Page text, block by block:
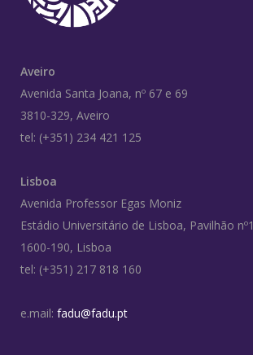
Aveiro
Avenida Santa Joana, nº 67 e 69
3810-329, Aveiro
tel: (+351) 234 421 125
Lisboa
Avenida Professor Egas Moniz
Estádio Universitário de Lisboa, Pavilhão nº1
1600-190, Lisboa
tel: (+351) 217 818 160
e.mail: fadu@fadu.pt